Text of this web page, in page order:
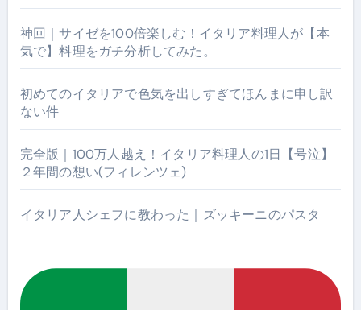
神回｜サイゼを100倍楽しむ！イタリア料理人が【本
気で】料理をガチ分析してみた。
初めてのイタリアで色気を出しすぎてほんまに申し訳
ない件
完全版｜100万人越え！イタリア料理人の1日【号泣】
２年間の想い(フィレンツェ)
イタリア人シェフに教わった｜ズッキーニのパスタ